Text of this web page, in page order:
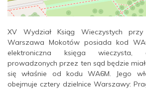
XV Wydział Ksiąg Wieczystych
Warszawa Mokotów posiada kod
elektroniczna księga wieczysta,
prowadzonych przez ten sąd będzie
się właśnie od kodu WA6M. Jego
obejmuje cztery dzielnice Warszawy: